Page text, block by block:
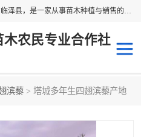
甘肃广恒源苗木农民合作社位于甘肃省临泽县，是一家从事苗木种植与销售的农民合作组织，合作社拥有苗木基地1500多亩，种植苗木品种40多个，年产各类苗木2000多万株。主营：白刺苗、红柳苗、梭梭苗等，我们以“种植一流的苗子，诚信经营”的经营理念，竭诚为每一位客户做优质的服务，欢迎来电咨询！
木农民专业合作社
滨藜 > 塔城多年生四翅滨藜产地